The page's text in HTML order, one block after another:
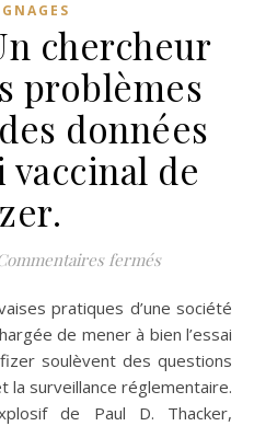
chercheur
problèmes
données
vaccinal de
ferméssur Covid-
de mener à bien l’essai
soulèvent des questions
la surveillance réglementaire.
de Paul D. Thacker,